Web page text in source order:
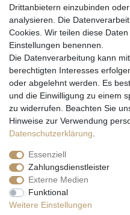
Wir
* Alle Preise inkl. gesetzl.
Nachnahmegebühren,
Drittanbietern einzubinden
analysieren. Die
Cookies. Wir teilen diese
Einstellungen benennen.
Die Datenverarbeitung kann
berechtigten Interesses
oder abgelehnt werden. Es
und die Einwilligung zu einem
zu widerrufen. Beachten Sie
Hinweise zur Verwendung
Daten­schutz­erklärung
Essenziell
Zahlungsdienstleister
Externe Medien
Funktional
Weitere Einstellungen